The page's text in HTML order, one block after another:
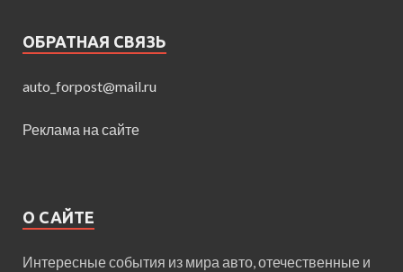
ОБРАТНАЯ СВЯЗЬ
auto_forpost@mail.ru
Реклама на сайте
О САЙТЕ
Интересные события из мира авто, отечественные и